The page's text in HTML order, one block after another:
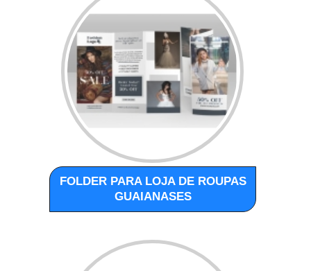
FOLDER PARA LOJA DE ROUPAS
GUAIANASES